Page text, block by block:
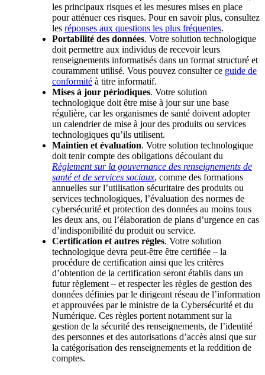
les principaux risques et les mesures mises en place
pour atténuer ces risques. Pour en savoir plus, consultez
les réponses aux questions les plus fréquentes.
Portabilité des données. Votre solution technologique
doit permettre aux individus de recevoir leurs
renseignements informatisés dans un format structuré et
couramment utilisé. Vous pouvez consulter ce guide de
conformité à titre informatif.
Mises à jour périodiques. Votre solution
technologique doit être mise à jour sur une base
régulière, car les organismes de santé doivent adopter
un calendrier de mise à jour des produits ou services
technologiques qu’ils utilisent.
Maintien et évaluation. Votre solution technologique
doit tenir compte des obligations découlant du
Règlement sur la gouvernance des renseignements de
santé et de services sociaux, comme des formations
annuelles sur l’utilisation sécuritaire des produits ou
services technologiques, l’évaluation des normes de
cybersécurité et protection des données au moins tous
les deux ans, ou l’élaboration de plans d’urgence en cas
d’indisponibilité du produit ou service.
Certification et autres règles. Votre solution
technologique devra peut-être être certifiée – la
procédure de certification ainsi que les critères
d’obtention de la certification seront établis dans un
futur règlement – et respecter les règles de gestion des
données définies par le dirigeant réseau de l’information
et approuvées par le ministre de la Cybersécurité et du
Numérique. Ces règles portent notamment sur la
gestion de la sécurité des renseignements, de l’identité
des personnes et des autorisations d’accès ainsi que sur
la catégorisation des renseignements et la reddition de
comptes.